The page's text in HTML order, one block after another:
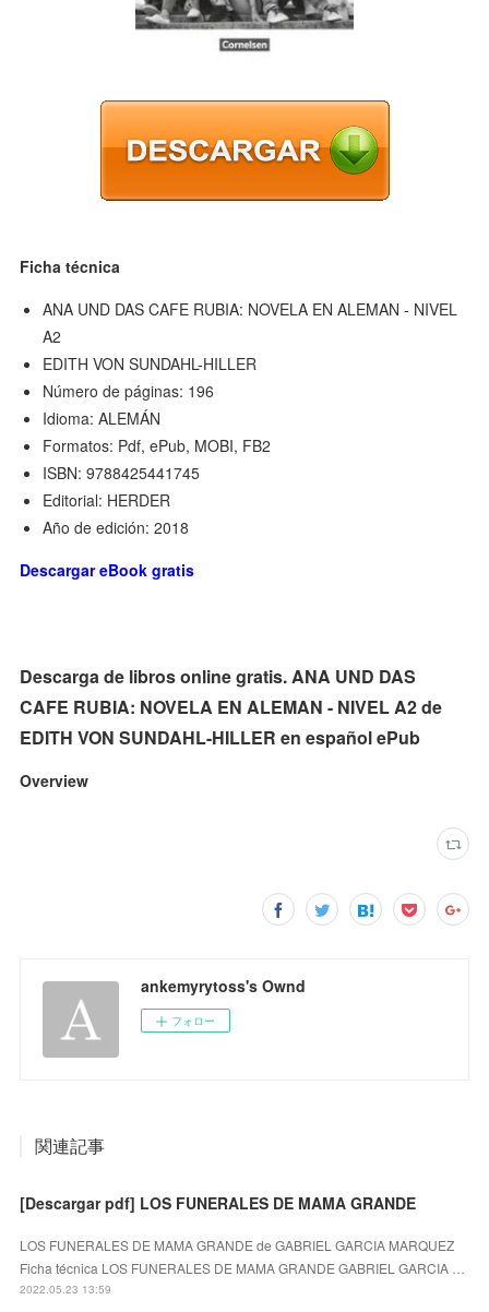
Ficha técnica
ANA UND DAS CAFE RUBIA: NOVELA EN ALEMAN - NIVEL
A2
EDITH VON SUNDAHL-HILLER
Número de páginas: 196
Idioma: ALEMÁN
Formatos: Pdf, ePub, MOBI, FB2
ISBN: 9788425441745
Editorial: HERDER
Año de edición: 2018
Descargar eBook gratis
Descarga de libros online gratis. ANA UND DAS
CAFE RUBIA: NOVELA EN ALEMAN - NIVEL A2 de
EDITH VON SUNDAHL-HILLER en español ePub
Overview
ankemyrytoss's Ownd
フォロー
関連記事
[Descargar pdf] LOS FUNERALES DE MAMA GRANDE
LOS FUNERALES DE MAMA GRANDE de GABRIEL GARCIA MARQUEZ
Ficha técnica LOS FUNERALES DE MAMA GRANDE GABRIEL GARCIA …
2022.05.23 13:59